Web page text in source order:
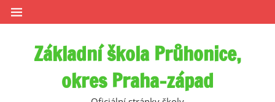
Skip
to
Základní škola Průhonice,
okres Praha-západ